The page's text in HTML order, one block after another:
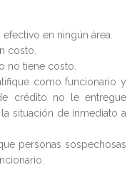
en ningún área.
costo.
no tiene costo.
como funcionario y
crédito no le entregue
situación de inmediato a
personas sospechosas